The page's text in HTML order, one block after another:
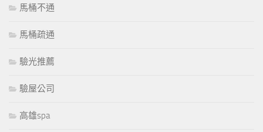
馬桶不通
馬桶疏通
驗光推薦
驗屋公司
高雄spa